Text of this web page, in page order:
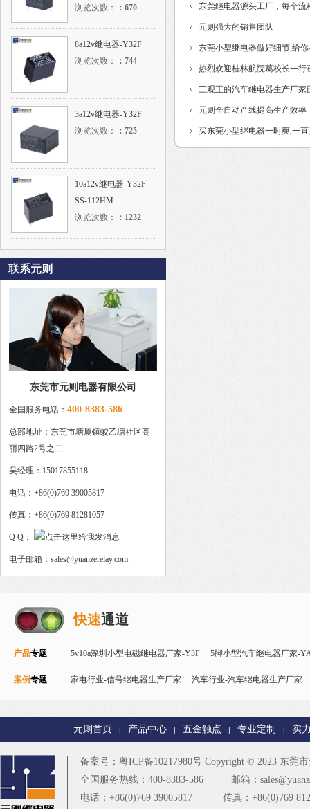
浏览次数：
： 670
8a12v继电器-Y32F
浏览次数：
： 744
3a12v继电器-Y32F
浏览次数：
： 725
10a12v继电器-Y32F-
SS-112HM
浏览次数：
： 1232
联系元则
东莞市元则电器有限公司
全国服务电话： 400-8383-586
总部地址：东莞市塘厦镇蛟乙塘社区高
丽四路2号之二
吴经理：15017855118
电话：+86(0)769 39005817
传真：+86(0)769 81281057
Q Q：
电子邮箱：sales@yuanzerelay.com
东莞继电器源头工厂，每个流
制...元则强大的销售团队
东莞小型继电器做好细节,给
热烈欢迎桂林航院葛校长一行
三观正的汽车继电器生产厂家
元则全自动产线提高生产效率
买东莞小型继电器一时爽,一
快速通道
产品专题 5v10a深圳小型电磁继电器厂家-Y3F 5脚小型汽车继电器厂家-
Y32F 磁保持继电器 智能控制继电器-Y90 24v直流信号继电
案例专题 家电行业-信号继电器生产厂家 汽车行业-汽车继电器生产厂家
楼宇安防行业-T90继电器厂家 更多
元则首页 | 产品中心 | 五金触点 | 专业定制 | 实
备案号： 粤ICP备10217980号 Copyright © 2023 东莞
全国服务热线：400-8383-586
邮箱：
电话：+86(0)769 39005817
传真：+86(0)769